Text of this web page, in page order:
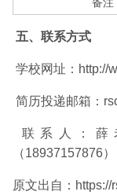
五、联系方式
学校网址：http://
简历投递邮箱：
联系人：薛
（18937157876）
原文出自：